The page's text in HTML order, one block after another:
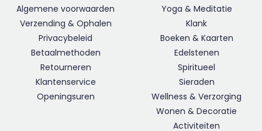
Algemene voorwaarden
Verzending & Ophalen
Privacybeleid
Betaalmethoden
Retourneren
Klantenservice
Openingsuren
Yoga & Meditatie
Klank
Boeken & Kaarten
Edelstenen
Spiritueel
Sieraden
Wellness & Verzorging
Wonen & Decoratie
Activiteiten